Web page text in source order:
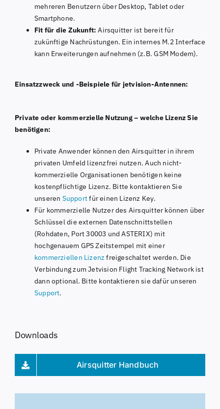
mehreren Benutzern über Desktop, Tablet oder
Smartphone.
Fit für die Zukunft: Airsquitter ist bereit für
zukünftige Nachrüstungen. Ein internes M.2 Interface
kann Erweiterungen aufnehmen (z.B. GSM Modem).
Einsatzzweck und -Beispiele für jetvision-Antennen:
Private oder kommerzielle Nutzung – welche Lizenz Sie
benötigen:
Private Anwender können den Airsquitter in ihrem
privaten Umfeld lizenzfrei nutzen. Auch nicht-
kommerzielle Organisationen benötigen keine
kostenpflichtige Lizenz. Bitte kontaktieren Sie
unseren Supportfür einen Lizenz Key.
Für kommerzielle Nutzer des Airsquitter können über
Schlüssel die externen Datenschnittstellen
(Rohdaten, Port 30003 und ASTERIX) mit
hochgenauem GPS Zeitstempel mit einer
kommerziellen Lizenzfreigeschaltet werden. Die
Verbindung zum Jetvision Flight Tracking Network ist
dann optional. Bitte kontaktieren sie dafür unseren
Support.
Downloads
Airsquitter Handbuch